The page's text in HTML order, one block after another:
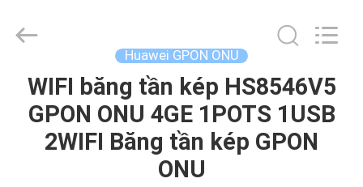
TRANG
CHỦ
LIMITED.
Reserved.
Huawei GPON ONU
WIFI băng tần kép HS8546V5
GPON ONU 4GE 1POTS 1USB
2WIFI ​​Băng tần kép GPON
ONU